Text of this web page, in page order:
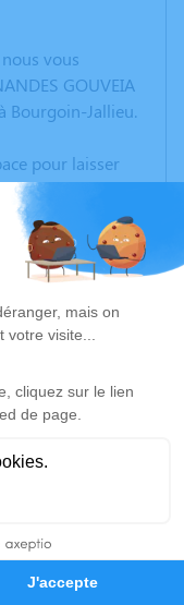
Hommages
vous
GOUVEIA
Bourgoin-Jallieu.
pour laisser
souvenirs, une
des
un lieu
d’Antonio
est
rends hommage